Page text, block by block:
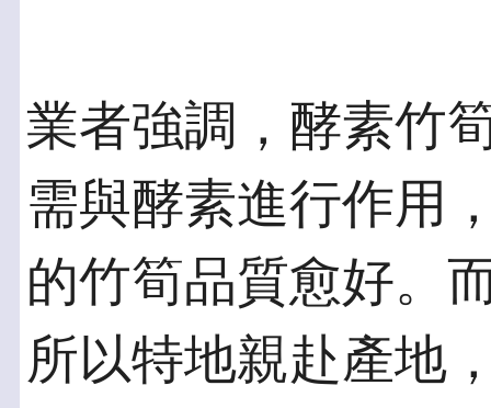
業者強調，酵素竹
需與酵素進行作用
的竹筍品質愈好。
所以特地親赴產地